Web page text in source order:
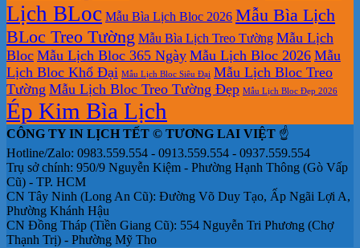
Lịch BLoc Mẫu Bìa Lịch Bloc 2026 Mẫu Bìa Lịch
BLoc Treo Tường Mẫu Bìa Lịch Treo Tường Mẫu Lịch
Bloc Mẫu Lịch Bloc 365 Ngày Mẫu Lịch Bloc 2026 Mẫu
Lịch Bloc Khổ Đại Mẫu Lịch Bloc Siêu Đại Mẫu Lịch Bloc Treo
Tường Mẫu Lịch Bloc Treo Tường Đẹp Mẫu Lịch Bloc Đẹp 2026
Ép Kim Bìa Lịch
CÔNG TY IN LỊCH TẾT © TƯƠNG LAI VIỆT ☝️
Hotline/Zalo: 0983.559.554 - 0913.559.554 - 0937.559.554
Trụ sở chính: 950/9 Nguyễn Kiệm - Phường Hạnh Thông (Gò Vấp
Cũ) - TP. HCM
CN Tây Ninh (Long An Cũ): Đường Võ Duy Tạo, Ấp Ngãi Lợi A,
Phường Khánh Hậu
CN Đồng Tháp (Tiền Giang Cũ): 554 Nguyễn Tri Phương (Chợ
Thạnh Trị) - Phường Mỹ Tho